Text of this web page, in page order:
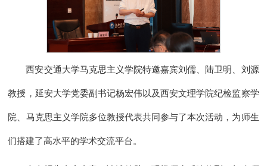
西安交通大学马克思主义学院特邀嘉宾刘儒、陆卫明、刘源
教授，延安大学党委副书记杨宏伟以及西安文理学院纪检监察学
院、马克思主义学院多位教授代表共同参与了本次活动，为师生
们搭建了高水平的学术交流平台。